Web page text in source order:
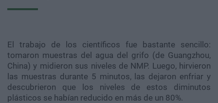
El trabajo de los científicos fue bastante sencillo:
tomaron muestras del agua del grifo (de Guangzhou,
China) y midieron sus niveles de NMP. Luego, hirvieron
las muestras durante 5 minutos, las dejaron enfriar y
descubrieron que los niveles de estos diminutos
plásticos se habían reducido en más de un 80%.